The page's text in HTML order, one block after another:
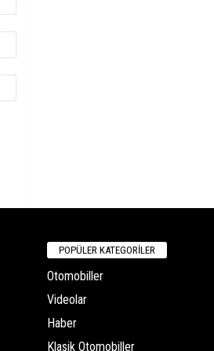
POPÜLER KATEGORİLER
Otomobiller
Videolar
Haber
Klasik Otomobiller